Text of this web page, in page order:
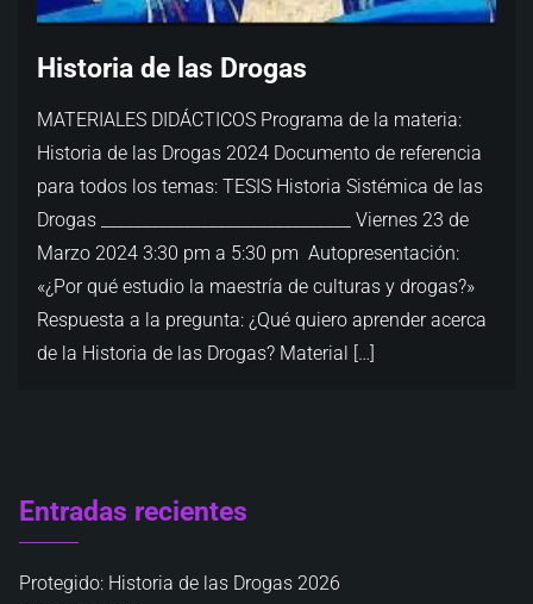
Historia de las Drogas
MATERIALES DIDÁCTICOS Programa de la materia:
Historia de las Drogas 2024 Documento de referencia
para todos los temas: TESIS Historia Sistémica de las
Drogas ______________________________ Viernes 23 de
Marzo 2024 3:30 pm a 5:30 pm Autopresentación:
«¿Por qué estudio la maestría de culturas y drogas?»
Respuesta a la pregunta: ¿Qué quiero aprender acerca
de la Historia de las Drogas? Material […]
Entradas recientes
Protegido: Historia de las Drogas 2026